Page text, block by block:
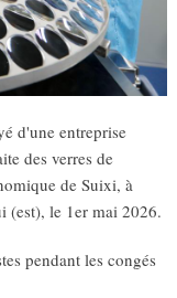
d'une entreprise
des verres de
de Suixi, à
(est), le 1er mai 2026.
pendant les congés